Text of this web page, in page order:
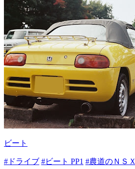
ビート
#ドライブ #ビート PP1 #農道のＮＳＸ